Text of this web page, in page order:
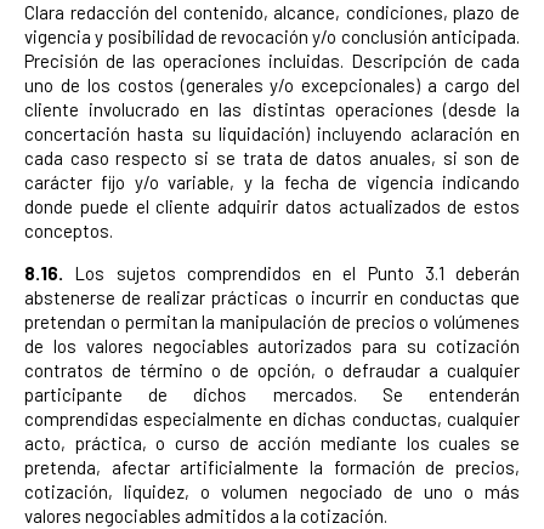
Clara redacción del contenido, alcance, condiciones, plazo de
vigencia y posibilidad de revocación y/o conclusión anticipada.
Precisión de las operaciones incluidas. Descripción de cada
uno de los costos (generales y/o excepcionales) a cargo del
cliente involucrado en las distintas operaciones (desde la
concertación hasta su liquidación) incluyendo aclaración en
cada caso respecto si se trata de datos anuales, si son de
carácter fijo y/o variable, y la fecha de vigencia indicando
donde puede el cliente adquirir datos actualizados de estos
conceptos.
8.16. Los sujetos comprendidos en el Punto 3.1 deberán
abstenerse de realizar prácticas o incurrir en conductas que
pretendan o permitan la manipulación de precios o volúmenes
de los valores negociables autorizados para su cotización
contratos de término o de opción, o defraudar a cualquier
participante de dichos mercados. Se entenderán
comprendidas especialmente en dichas conductas, cualquier
acto, práctica, o curso de acción mediante los cuales se
pretenda, afectar artificialmente la formación de precios,
cotización, liquidez, o volumen negociado de uno o más
valores negociables admitidos a la cotización.